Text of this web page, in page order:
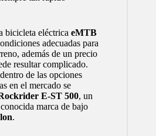
bicicleta eléctrica eMTB
adecuadas para
además de un precio
resultar complicado.
de las opciones
en el mercado se
E-ST 500, un
marca de bajo
.